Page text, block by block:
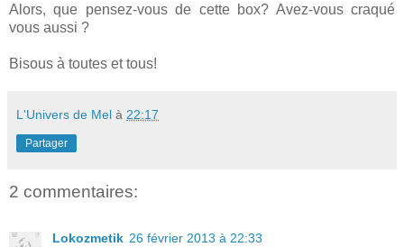
Alors, que pensez-vous de cette box? Avez-vous craqué
vous aussi ?
Bisous à toutes et tous!
L'Univers de Mel à 22:17
Partager
2 commentaires:
Lokozmetik 26 février 2013 à 22:33